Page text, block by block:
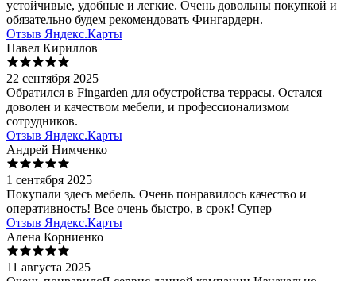
устойчивые, удобные и легкие. Очень довольны покупкой и
обязательно будем рекомендовать Фингардерн.
Отзыв Яндекс.Карты
Павел Кириллов
22 сентября 2025
Обратился в Fingarden для обустройства террасы. Остался
доволен и качеством мебели, и профессионализмом
сотрудников.
Отзыв Яндекс.Карты
Андрей Нимченко
1 сентября 2025
Покупали здесь мебель. Очень понравилось качество и
оперативность! Все очень быстро, в срок! Супер
Отзыв Яндекс.Карты
Алена Корниенко
11 августа 2025